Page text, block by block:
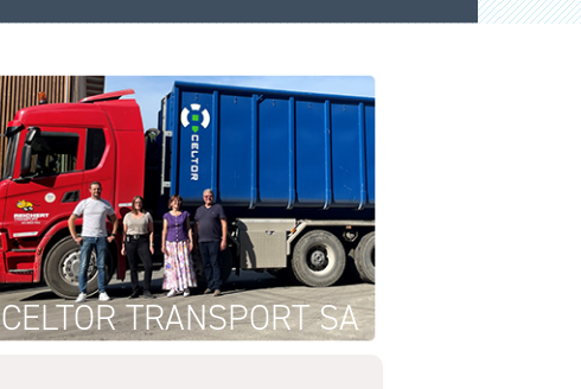
CELTOR TRANSPORT SA